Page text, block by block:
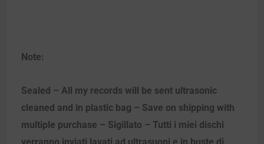
Note:
Sealed – All my records will be sent ultrasonic
cleaned and in plastic bag – Save on shipping with
multiple purchase – Sigillato – Tutti i miei dischi
verranno inviati lavati ad ultrasuoni e in buste di